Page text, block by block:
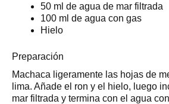
50 ml de agua de mar filtrada
100 ml de agua con gas
Hielo
Preparación
Machaca ligeramente las hojas de
lima. Añade el ron y el hielo, luego
mar filtrada y termina con el agua